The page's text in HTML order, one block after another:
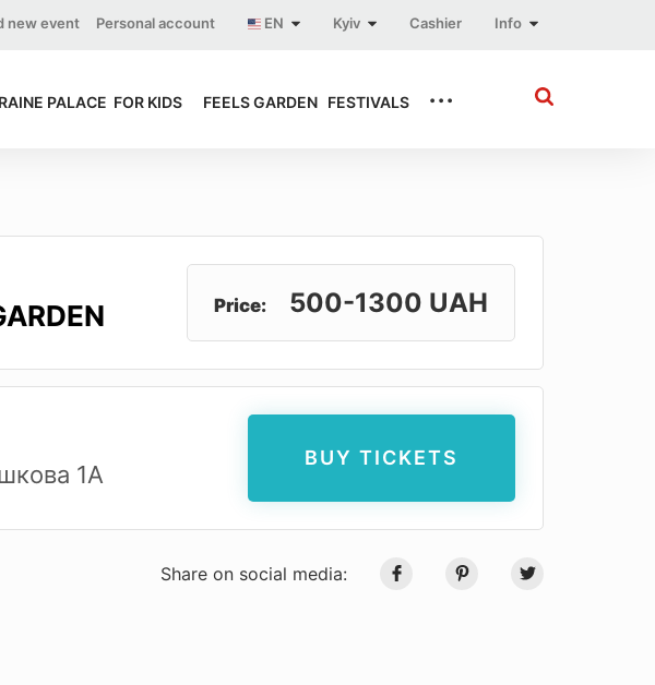
Info
Cashier
Kyiv
EN
Personal account
new event
PALACE FOR KIDS FEELS GARDEN FESTIVALS ...
Price: 500-1300 UAH
1А
BUY TICKETS
Share on social media: